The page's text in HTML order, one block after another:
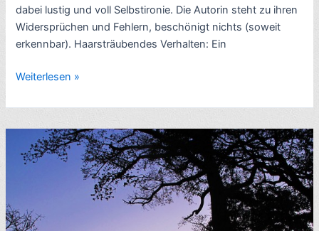
dabei lustig und voll Selbstironie. Die Autorin steht zu ihren
Widersprüchen und Fehlern, beschönigt nichts (soweit
erkennbar). Haarsträubendes Verhalten: Ein
Reise-
Der
Traum
von
Afrika:
ein
Weiterlesen »